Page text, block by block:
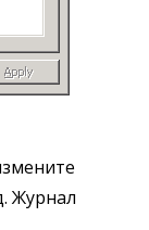
Журнал